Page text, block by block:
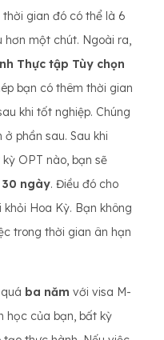
gian đó có thể là 6
hơn một chút. Ngoài ra,
Thực tập Tùy chọn
bạn có thêm thời gian
khi tốt nghiệp. Chúng
phần sau. Sau khi
OPT nào, bạn sẽ
ngày. Điều đó cho
Hoa Kỳ. Bạn không
trong thời gian ân hạn
ba năm với visa M-
học của bạn, bất kỳ